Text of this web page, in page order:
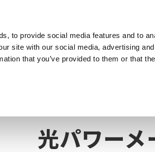
to provide social media features and to
site with our social media, advertising
that you’ve provided to them or that
業種・ソリューション 計測知識
光パワー